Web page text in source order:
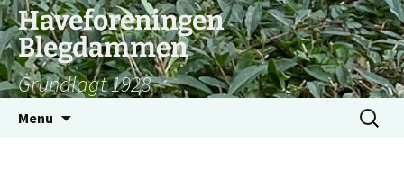
Hop
til
indhold
Haveforeningen
Blegdammen
Grundlagt 1928
Menu
Søg
efter: